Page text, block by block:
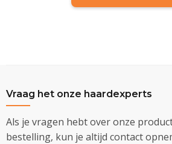
Vraag het onze haardexperts
Als je vragen hebt over onze
bestelling, kun je altijd contact